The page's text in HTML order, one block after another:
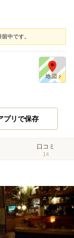
中です。
プリで保存
口コミ
14